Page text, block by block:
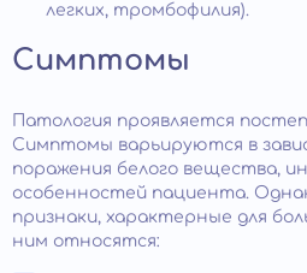
легких, тромбофилия).
Симптомы
Патология проявляется
Симптомы варьируются в
поражения белого вещества,
особенностей пациента.
признаки, характерные для
ним относятся: